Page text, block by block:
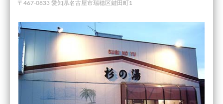
〒467-0833 愛知県名古屋市瑞穂区鍵田町1